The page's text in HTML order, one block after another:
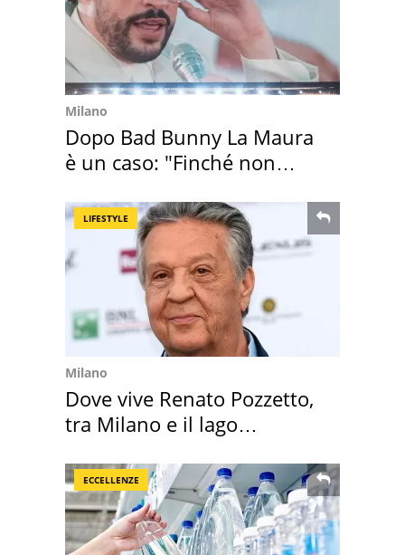
Milano
Dopo Bad Bunny La Maura
è un caso: "Finché non
LIFESTYLE
Milano
Dove vive Renato Pozzetto,
tra Milano e il lago
ECCELLENZE